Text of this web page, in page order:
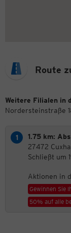
Route
Weitere Filialen in
Nordersteinstraße
1.75 km:
27472
Schließt um
Aktionen in
Gewinnen Sie
50% auf alle